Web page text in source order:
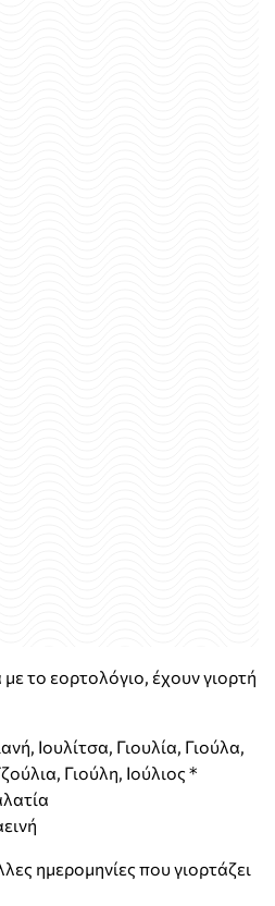
το εορτολόγιο, έχουν γιορτή
Ιουλίτσα, Γιουλία, Γιούλα,
Γιούλη, Ιούλιος *
ημερομηνίες που γιορτάζει